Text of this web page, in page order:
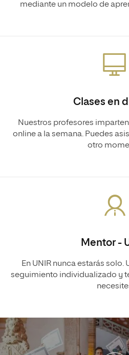
mediante un modelo de
Clases en
Nuestros profesores
online a la semana. Puedes
otro
Mentor -
En UNIR nunca estarás solo.
seguimiento individualizado y